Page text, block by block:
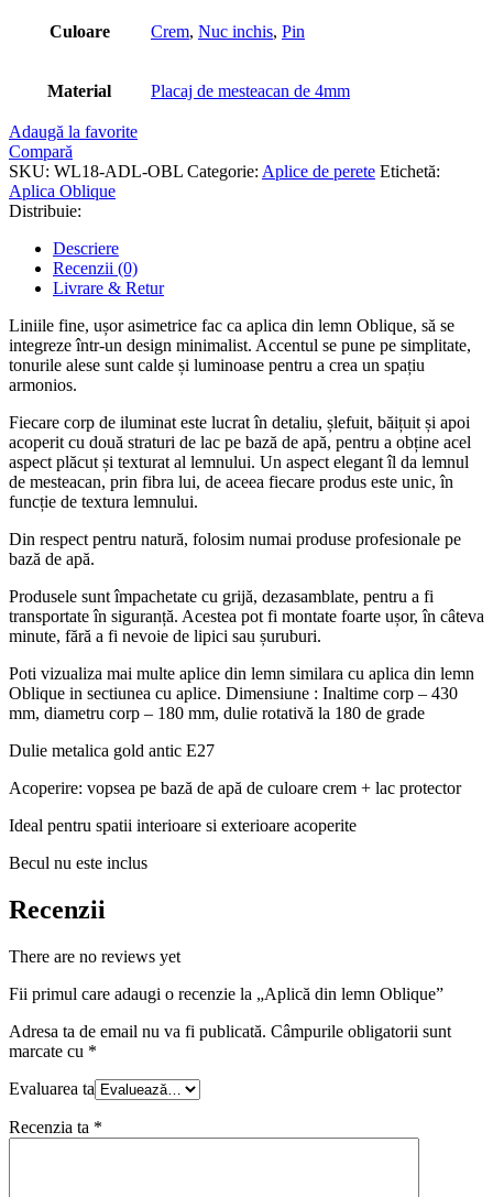
Culoare Crem, Nuc inchis, Pin
Material Placaj de mesteacan de 4mm
Adaugă la favorite
Compară
SKU: WL18-ADL-OBL Categorie: Aplice de perete Etichetă:
Aplica Oblique
Distribuie:
Descriere
Recenzii (0)
Livrare & Retur
Liniile fine, ușor asimetrice fac ca aplica din lemn Oblique, să se
integreze într-un design minimalist. Accentul se pune pe simplitate,
tonurile alese sunt calde și luminoase pentru a crea un spațiu
armonios.
Fiecare corp de iluminat este lucrat în detaliu, șlefuit, băițuit și apoi
acoperit cu două straturi de lac pe bază de apă, pentru a obține acel
aspect plăcut și texturat al lemnului. Un aspect elegant îl da lemnul
de mesteacan, prin fibra lui, de aceea fiecare produs este unic, în
funcție de textura lemnului.
Din respect pentru natură, folosim numai produse profesionale pe
bază de apă.
Produsele sunt împachetate cu grijă, dezasamblate, pentru a fi
transportate în siguranță. Acestea pot fi montate foarte ușor, în câteva
minute, fără a fi nevoie de lipici sau șuruburi.
Poti vizualiza mai multe aplice din lemn similara cu aplica din lemn
Oblique in sectiunea cu aplice. Dimensiune : Inaltime corp – 430
mm, diametru corp – 180 mm, dulie rotativă la 180 de grade
Dulie metalica gold antic E27
Acoperire: vopsea pe bază de apă de culoare crem + lac protector
Ideal pentru spatii interioare si exterioare acoperite
Becul nu este inclus
Recenzii
There are no reviews yet
Fii primul care adaugi o recenzie la „Aplică din lemn Oblique”
Adresa ta de email nu va fi publicată. Câmpurile obligatorii sunt
marcate cu *
Evaluarea ta
Recenzia ta *